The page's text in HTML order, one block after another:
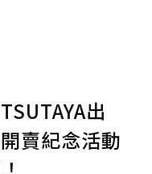
出
賣紀念活動